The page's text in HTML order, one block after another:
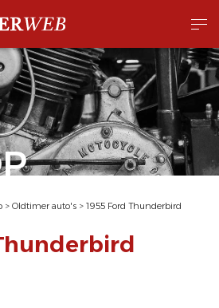
> Oldtimer auto's > 1955 Ford Thunderbird